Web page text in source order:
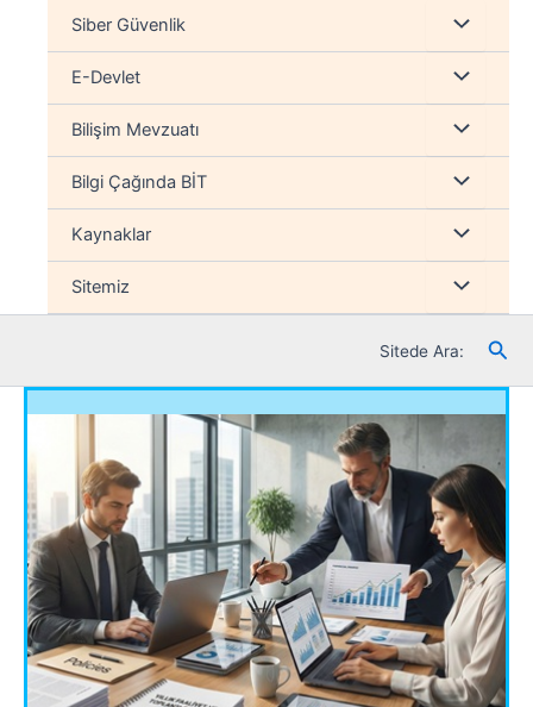
Siber Güvenlik Menu
düğmesi
E-Devlet Menu
düğmesi
Bilişim Mevzuatı Menu
düğmesi
Bilgi Çağında BİT Menu
düğmesi
Kaynaklar Menu
düğmesi
Sitemiz Menu
düğmesi
Sitede Ara: